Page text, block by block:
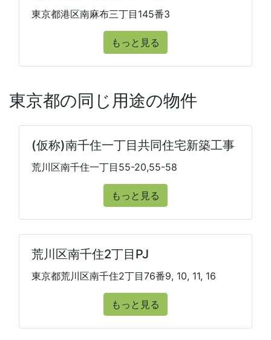
東京都港区南麻布三丁目145番3
もっと見る
東京都の同じ用途の物件
(仮称)南千住一丁目共同住宅新築工事
荒川区南千住一丁目55-20,55-58
もっと見る
荒川区南千住2丁目PJ
東京都荒川区南千住2丁目76番9, 10, 11, 16
もっと見る